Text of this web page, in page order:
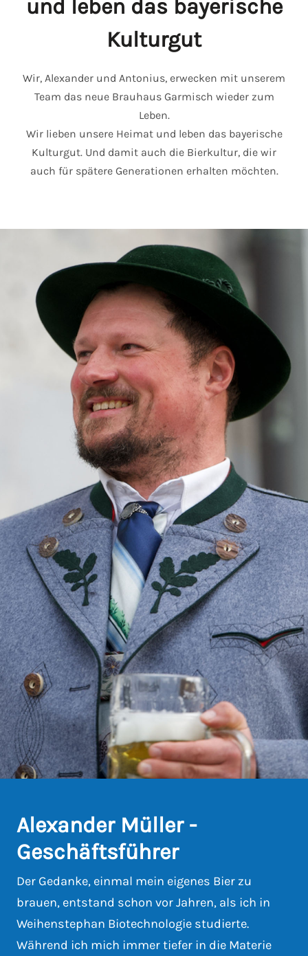
und leben das bayerische
Kulturgut
Wir, Alexander und Antonius, erwecken mit unserem
Team das neue Brauhaus Garmisch wieder zum
Leben.
Wir lieben unsere Heimat und leben das bayerische
Kulturgut. Und damit auch die Bierkultur, die wir
auch für spätere Generationen erhalten möchten.
Alexander Müller -
Geschäftsführer
Der Gedanke, einmal mein eigenes Bier zu
brauen, entstand schon vor Jahren, als ich in
Weihenstephan Biotechnologie studierte.
Während ich mich immer tiefer in die Materie